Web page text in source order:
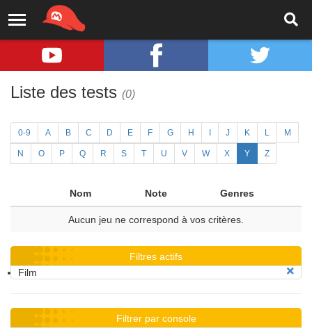
Liste des tests (0)
0-9 A B C D E F G H J K L M
N O P Q R S T U V W X Y Z
Nom Note Genres
Aucun jeu ne correspond à vos critères.
Filtres actifs
Film
Filtrer par console